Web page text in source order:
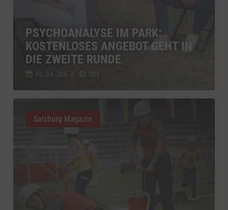
PSYCHOANALYSE IM PARK:
KOSTENLOSES ANGEBOT GEHT IN
DIE ZWEITE RUNDE
Fr., 24. Juli 303
Salzburg Magazin